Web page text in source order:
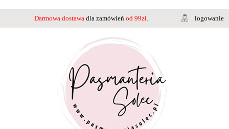
Darmowa dostawa dla zamówień od 99zł. logowanie